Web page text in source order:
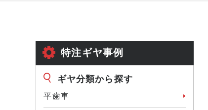
特注ギヤ事例
ギヤ分類から探す
平歯車